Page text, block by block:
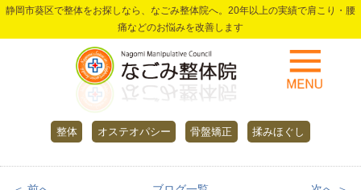
静岡市葵区で整体をお探しなら、なごみ整体院へ。20年以上の実績で肩こり・腰
痛などのお悩みを改善します
整体 オステオパシー 骨盤矯正 揉みほぐし